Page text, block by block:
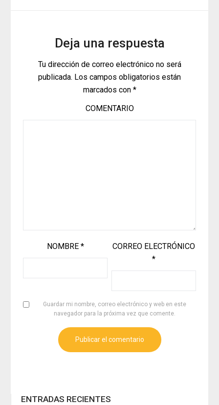
Deja una respuesta
Tu dirección de correo electrónico no será
publicada. Los campos obligatorios están
marcados con *
COMENTARIO
NOMBRE *
CORREO ELECTRÓNICO
*
Guardar mi nombre, correo electrónico y web en este
navegador para la próxima vez que comente.
ENTRADAS RECIENTES